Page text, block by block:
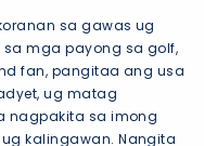
sa gawas ug
mga payong sa golf,
fan, pangitaa ang usa
ug matag
nagpakita sa imong
kalingawan. Nangita